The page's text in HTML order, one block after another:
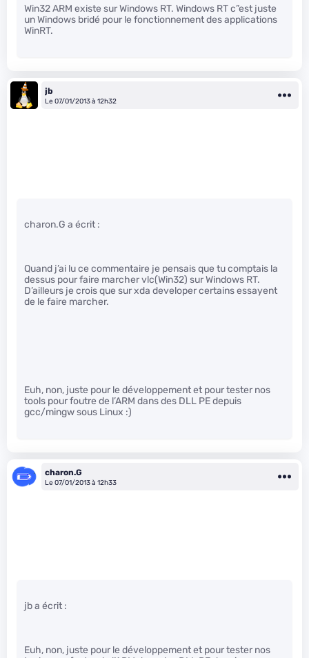
Win32 ARM existe sur Windows RT. Windows RT c”est juste
un Windows bridé pour le fonctionnement des applications
WinRT.
jb
Le 07/01/2013 à 12h32
charon.G a écrit :
Quand j’ai lu ce commentaire je pensais que tu comptais la
dessus pour faire marcher vlc(Win32) sur Windows RT.
D’ailleurs je crois que sur xda developer certains essayent
de le faire marcher.
Euh, non, juste pour le développement et pour tester nos
tools pour foutre de l’ARM dans des DLL PE depuis
gcc/mingw sous Linux :)
charon.G
Le 07/01/2013 à 12h33
jb a écrit :
Euh, non, juste pour le développement et pour tester nos